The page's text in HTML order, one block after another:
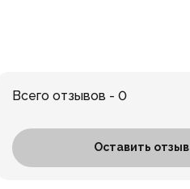
Всего отзывов - 0
Оставить отзыв